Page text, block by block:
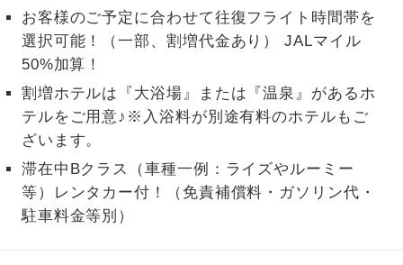
お客様のご予定に合わせて往復フライト時間帯を
選択可能！（一部、割増代金あり） JALマイル
50%加算！
割増ホテルは『大浴場』または『温泉』があるホ
テルをご用意♪※入浴料が別途有料のホテルもご
ざいます。
滞在中Bクラス（車種一例：ライズやルーミー
等）レンタカー付！（免責補償料・ガソリン代・
駐車料金等別）
1名様催行
1名様から出発可能な個人型プランで
す。
2名様催行
2名様から出発可能な個人型プランで
す。
おひとり様参
加限定
スです。
1名様1室同代
金